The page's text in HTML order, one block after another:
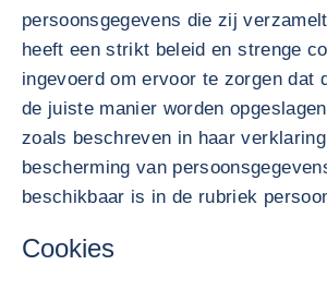
persoonsgegevens die zij
heeft een strikt beleid en strenge
ingevoerd om ervoor te zorgen dat
de juiste manier worden
zoals beschreven in haar
bescherming van
beschikbaar is in de rubriek
Cookies